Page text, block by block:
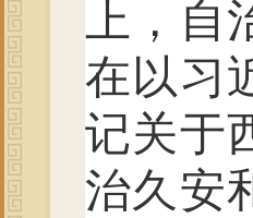
上，
在以习
记关于
治久安